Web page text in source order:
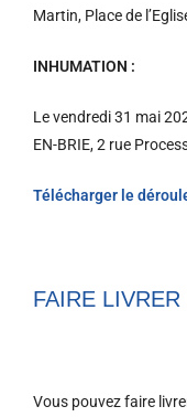
Martin, Place de
INHUMATION :
Le vendredi 31 mai
EN-BRIE, 2 rue
Télécharger le
FAIRE
Vous pouvez faire